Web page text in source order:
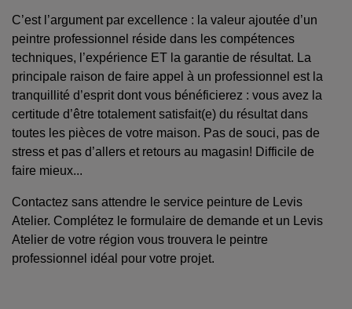
C’est l’argument par excellence : la valeur ajoutée d’un
peintre professionnel réside dans les compétences
techniques, l’expérience ET la garantie de résultat. La
principale raison de faire appel à un professionnel est la
tranquillité d’esprit dont vous bénéficierez : vous avez la
certitude d’être totalement satisfait(e) du résultat dans
toutes les pièces de votre maison. Pas de souci, pas de
stress et pas d’allers et retours au magasin! Difficile de
faire mieux...
Contactez sans attendre le service peinture de Levis
Atelier. Complétez le formulaire de demande et un Levis
Atelier de votre région vous trouvera le peintre
professionnel idéal pour votre projet.